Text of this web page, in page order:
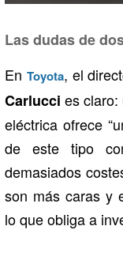
Las dudas de
En Toyota, el
Carlucci es
eléctrica ofrece
de este tipo
demasiados
son más caras y
lo que obliga a